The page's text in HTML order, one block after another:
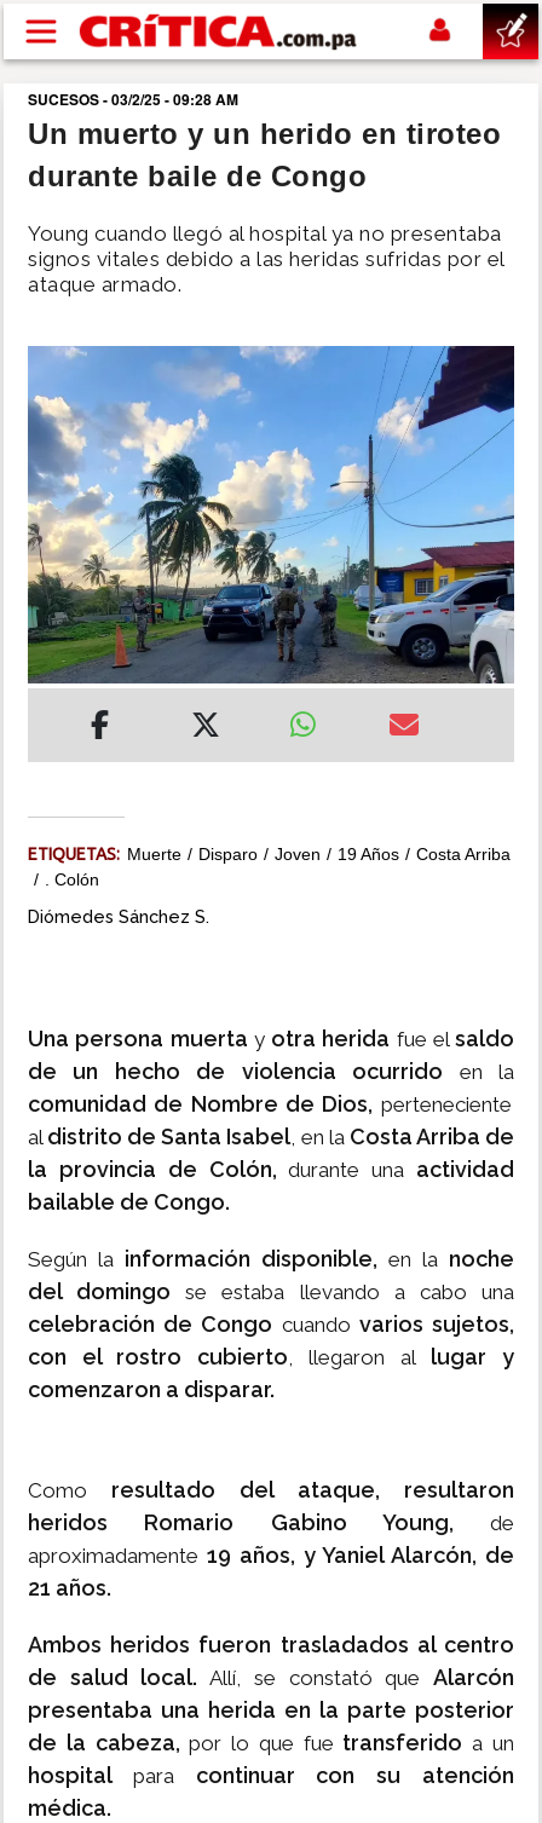
Pasar al contenido principal
buscar
SUCESOS
NACIONAL
DEPORTES
MUNDO
INSÓLITAS
MULTIMEDIA
IMPRESO
SUCESOS - 03/2/25 - 09:28 AM
Un muerto y un herido en tiroteo
durante baile de Congo
Young cuando llegó al hospital ya no presentaba
signos vitales debido a las heridas sufridas por el
ataque armado.
ETIQUETAS: Muerte Disparo Joven 19 Años
Costa Arriba
. Colón
Diómedes Sánchez S.
Una persona muerta y otra herida fue el saldo
de un hecho de violencia
ocurrido en la
comunidad de Nombre de Dios, perteneciente
al distrito de Santa Isabel, en la Costa Arriba de
la provincia de Colón, durante una actividad
bailable de Congo.
Según la información disponible, en la noche
del domingo se estaba llevando a cabo una
celebración de Congo cuando varios sujetos,
con el rostro cubierto, llegaron al lugar y
comenzaron a disparar.
Como resultado del ataque, resultaron
heridos Romario Gabino Young, de
aproximadamente 19 años, y Yaniel Alarcón, de
21 años.
Ambos heridos fueron trasladados al centro
de salud local. Allí, se constató queAlarcón
presentaba una herida en la parte posterior
de la cabeza, por lo que fue transferido a un
hospital paracontinuar con su atención
médica.